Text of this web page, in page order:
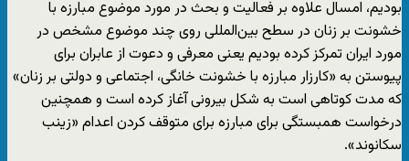
بودیم، امسال علاوه بر فعالیت و بحث در مورد موضوع مبارزه با
خشونت بر زنان در سطح بین‌المللی روی چند موضوع مشخص در
مورد ایران تمرکز کرده بودیم یعنی معرفی و دعوت از عابران برای
پیوستن به «کارزار مبارزه با خشونت خانگی، اجتماعی و دولتی بر زنان»
که مدت کوتاهی است به شکل بیرونی آغاز کرده است و همچنین
درخواست همبستگی برای مبارزه برای متوقف کردن اعدام «زینب
سکانوند».